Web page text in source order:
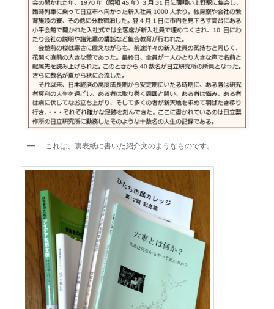
これは、裏表紙に書いた紹介文のようなものです。